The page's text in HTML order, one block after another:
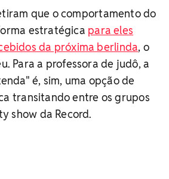
que o comportamento do
estratégica para eles
da próxima berlinda, o
Para a professora de judô, a
é, sim, uma opção de
transitando entre os grupos
show da Record.